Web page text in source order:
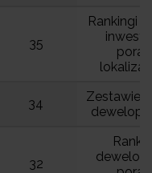
35
Rankingi
34
32